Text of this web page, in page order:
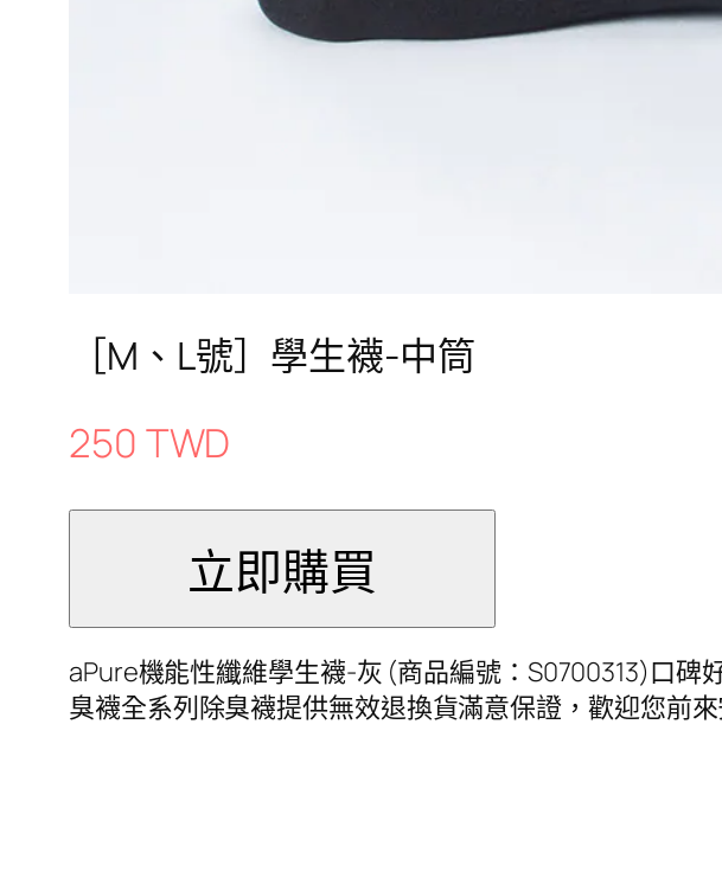
［M、L號］學生襪-中筒
250 TWD
aPure機能性纖維學生襪-灰 (商品編號：S0700313)口
臭襪全系列除臭襪提供無效退換貨滿意保證，歡迎您前